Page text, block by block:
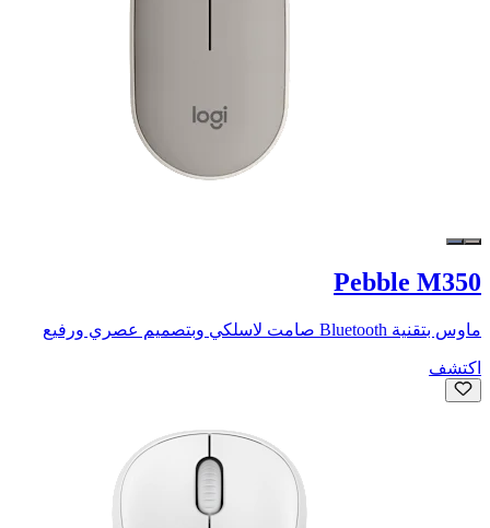
Pebble M350
ماوس بتقنية Bluetooth صامت لاسلكي وبتصميم عصري ورفيع
اكتشف